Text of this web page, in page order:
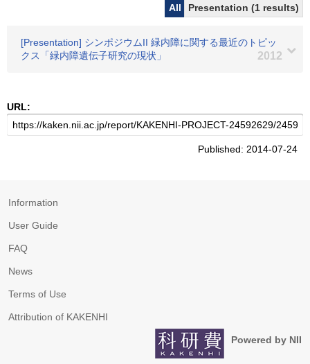
All
Presentation (1 results)
[Presentation] シンポジウムII 緑内障に関する最近のトピッ
クス「緑内障遺伝子研究の現状」
2012
URL:
Published: 2014-07-24
Information
User Guide
FAQ
News
Terms of Use
Attribution of KAKENHI
Powered by NII